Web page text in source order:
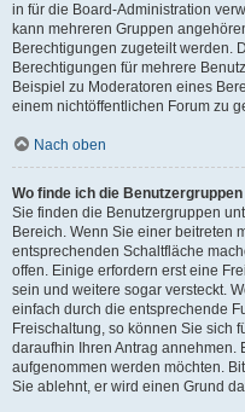
in für die Board-Administration
kann mehreren Gruppen
Berechtigungen zugeteilt werden.
Berechtigungen für mehrere
Beispiel zu Moderatoren eines
einem nichtöffentlichen Forum zu
Nach oben
Wo finde ich die
Sie finden die Benutzergruppen
Bereich. Wenn Sie einer beitreten
entsprechenden Schaltfläche
offen. Einige erfordern erst eine
sein und weitere sogar versteckt.
einfach durch die entsprechende
Freischaltung, so können Sie sich
daraufhin Ihren Antrag annehmen.
aufgenommen werden möchten.
Sie ablehnt, er wird einen Grund